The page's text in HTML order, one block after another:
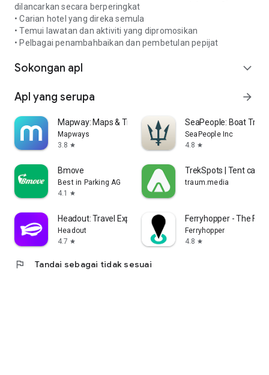
dilancarkan secara berperingkat
• Carian hotel yang direka semula
• Temui lawatan dan aktiviti yang dipromosikan
• Pelbagai penambahbaikan dan pembetulan pepijat
Sokongan apl expand_more
Apl yang serupa arrow_forward
Mapway: Maps & Transit Planner
Mapways
3.8 star
SeaPeople: Boat
SeaPeople Inc
4.8 star
Bmove
Best in Parking AG
4.1
star
TrekSpots | Tent
traum.media
Headout: Travel Experiences
Headout
4.7 star
Ferryhopper - The
Ferryhopper
4.8 star
flag Tandai sebagai tidak sesuai